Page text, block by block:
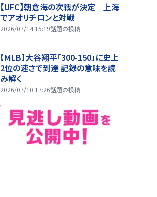
【UFC】朝倉海の次戦が決定 上海
でアオリチロンと対戦
2026/07/14 15:19話題の投稿
【MLB】大谷翔平「300-150」に史上
2位の速さで到達 記録の意味を読
み解く
2026/07/10 17:26話題の投稿